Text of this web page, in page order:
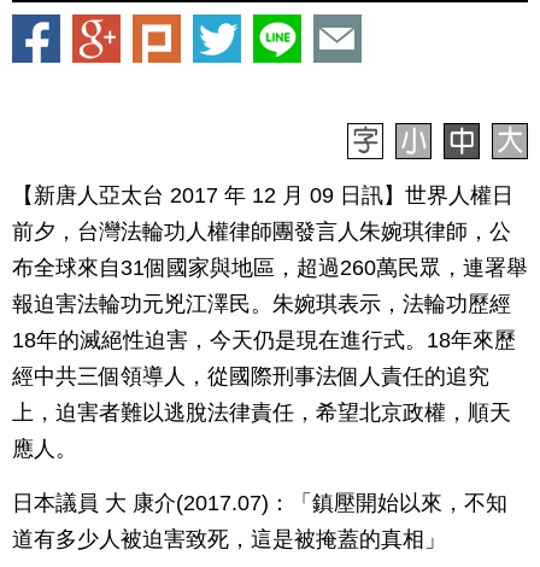
【新唐人亞太台 2017 年 12 月 09 日訊】世界人權日
前夕，台灣法輪功人權律師團發言人朱婉琪律師，公
布全球來自31個國家與地區，超過260萬民眾，連署舉
報迫害法輪功元兇江澤民。朱婉琪表示，法輪功歷經
18年的滅絕性迫害，今天仍是現在進行式。18年來歷
經中共三個領導人，從國際刑事法個人責任的追究
上，迫害者難以逃脫法律責任，希望北京政權，順天
應人。
日本議員 大 康介(2017.07)：「鎮壓開始以來，不知
道有多少人被迫害致死，這是被掩蓋的真相」